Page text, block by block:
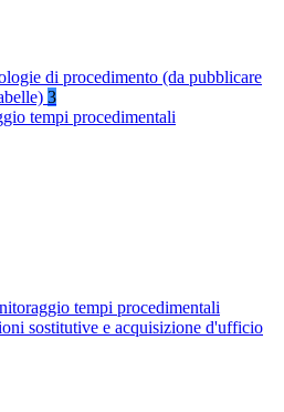
di procedimento (da pubblicare
3
tempi procedimentali
tempi procedimentali
sostitutive e acquisizione d'ufficio